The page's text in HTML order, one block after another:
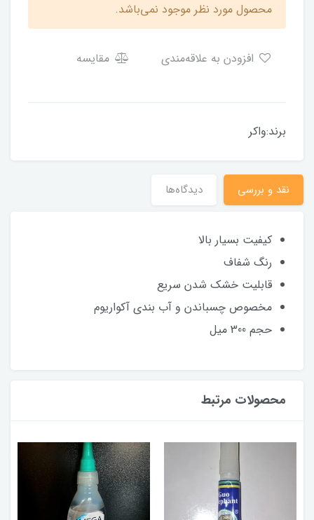
محصول مورد نظر موجود نمی‌باشد.
مقایسه
برند:واکر
نقد و بررسی دیدگاه‌ها
کیفیت بسیار بالا
رنگ شفاف
قابلیت خشک شدن سریع
مخصوص چسباندن و آب بندی آکواریوم
حجم 300 میل
محصولات مرتبط